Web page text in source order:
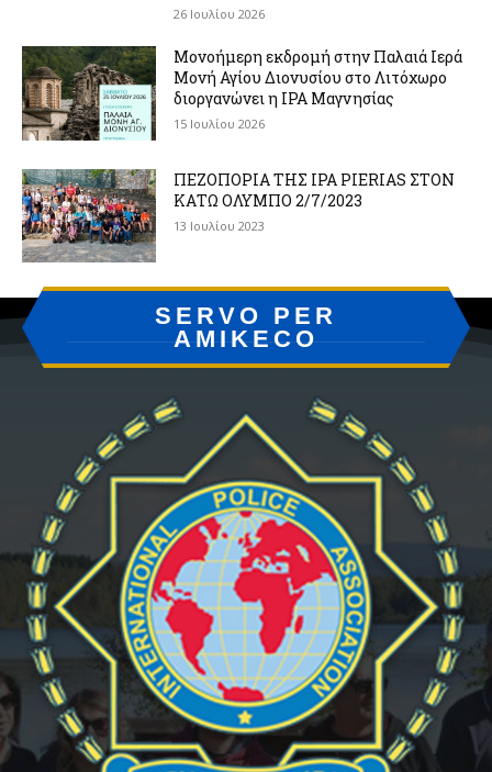
26 Ιουλίου 2026
Μονοήμερη εκδρομή στην Παλαιά Ιερά
Μονή Αγίου Διονυσίου στο Λιτόχωρο
διοργανώνει η IPA Μαγνησίας
15 Ιουλίου 2026
ΠΕΖΟΠΟΡΙΑ ΤΗΣ IPA PIERIAS ΣΤΟΝ
ΚΑΤΩ ΟΛΥΜΠΟ 2/7/2023
13 Ιουλίου 2023
SERVO PER
AMIKECO